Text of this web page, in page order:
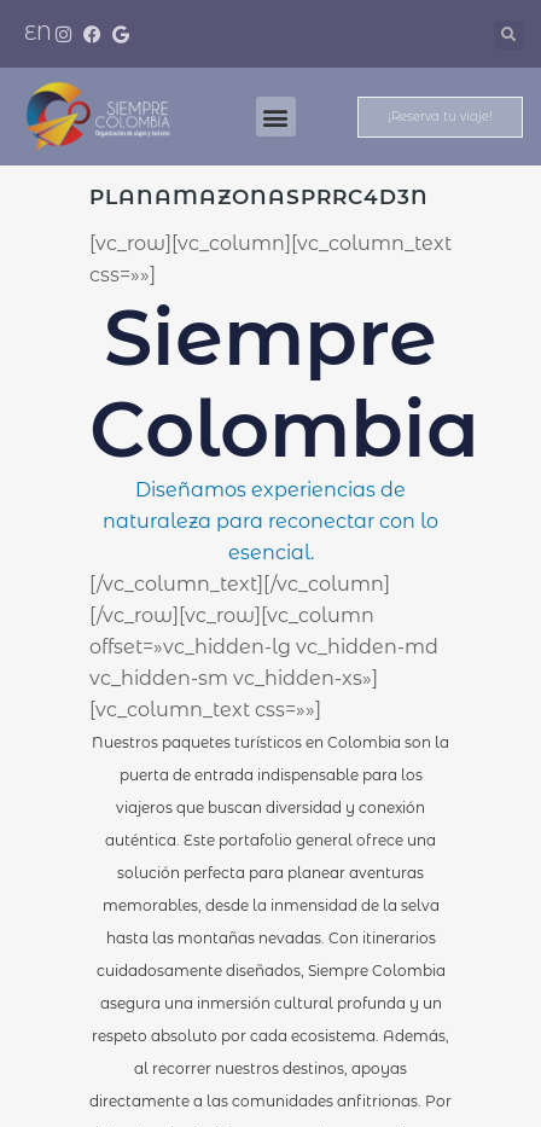
EN
¡Reserva tu viaje!
PLANAMAZONASPRRC4D3N
[vc_row][vc_column][vc_column_text
css=»»]
Siempre
Colombia
Diseñamos experiencias de
naturaleza para reconectar con lo
esencial.
[/vc_column_text][/vc_column]
[/vc_row][vc_row][vc_column
offset=»vc_hidden-lg vc_hidden-md
vc_hidden-sm vc_hidden-xs»]
[vc_column_text css=»»]
Nuestros paquetes turísticos en Colombia son la
puerta de entrada indispensable para los
viajeros que buscan diversidad y conexión
auténtica. Este portafolio general ofrece una
solución perfecta para planear aventuras
memorables, desde la inmensidad de la selva
hasta las montañas nevadas. Con itinerarios
cuidadosamente diseñados, Siempre Colombia
asegura una inmersión cultural profunda y un
respeto absoluto por cada ecosistema. Además,
al recorrer nuestros destinos, apoyas
directamente a las comunidades anfitrionas. Por